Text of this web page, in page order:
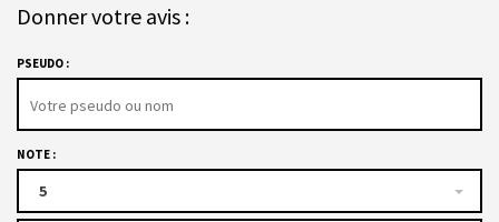
Donner votre avis :
PSEUDO :
NOTE :
5